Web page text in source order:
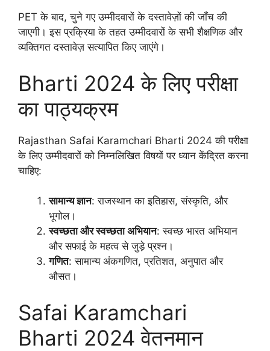
PET के बाद, चुने गए उम्मीदवारों के दस्तावेज़ों की जाँच की
जाएगी। इस प्रक्रिया के तहत उम्मीदवारों के सभी शैक्षणिक और
व्यक्तिगत दस्तावेज़ सत्यापित किए जाएंगे।
Bharti 2024 के लिए परीक्षा
का पाठ्यक्रम
Rajasthan Safai Karamchari Bharti 2024 की परीक्षा
के लिए उम्मीदवारों को निम्नलिखित विषयों पर ध्यान केंद्रित करना
चाहिए:
सामान्य ज्ञान: राजस्थान का इतिहास, संस्कृति, और
भूगोल।
स्वच्छता और स्वच्छता अभियान: स्वच्छ भारत अभियान
और सफाई के महत्व से जुड़े प्रश्न।
गणित: सामान्य अंकगणित, प्रतिशत, अनुपात और
औसत।
Safai Karamchari
Bharti 2024 वेतनमान